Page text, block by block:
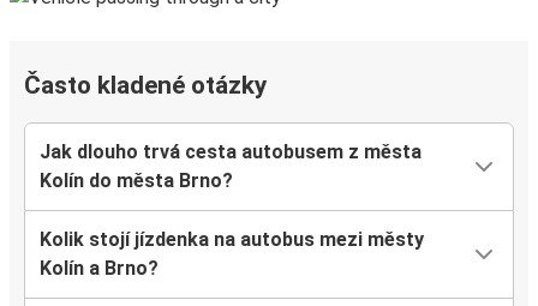
Často kladené otázky
Jak dlouho trvá cesta autobusem z města
Kolín do města Brno?
Kolik stojí jízdenka na autobus mezi městy
Kolín a Brno?